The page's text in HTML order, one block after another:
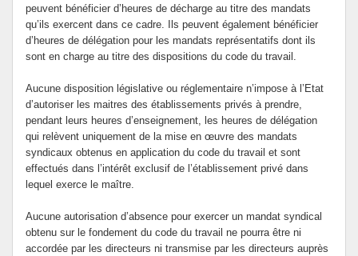
peuvent bénéficier d’heures de décharge au titre des mandats
qu’ils exercent dans ce cadre. Ils peuvent également bénéficier
d’heures de délégation pour les mandats représentatifs dont ils
sont en charge au titre des dispositions du code du travail.
Aucune disposition législative ou réglementaire n’impose à l’Etat
d’autoriser les maitres des établissements privés à prendre,
pendant leurs heures d’enseignement, les heures de délégation
qui relèvent uniquement de la mise en œuvre des mandats
syndicaux obtenus en application du code du travail et sont
effectués dans l’intérêt exclusif de l’établissement privé dans
lequel exerce le maître.
Aucune autorisation d’absence pour exercer un mandat syndical
obtenu sur le fondement du code du travail ne pourra être ni
accordée par les directeurs ni transmise par les directeurs auprès